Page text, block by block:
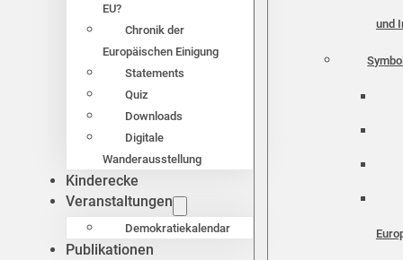
EU?
Chronik der
Europäischen Einigung
Statements
Quiz
Downloads
Digitale
Wanderausstellung
Kinderecke
Veranstaltungen
Demokratiekalendar
Publikationen
und